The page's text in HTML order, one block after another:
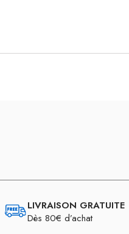
LIVRAISON GRATUITE
Dès 80€ d’achat